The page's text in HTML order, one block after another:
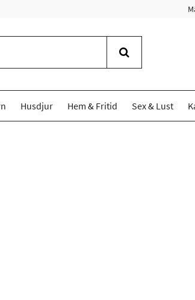
Husdjur Hem & Fritid Sex & Lust